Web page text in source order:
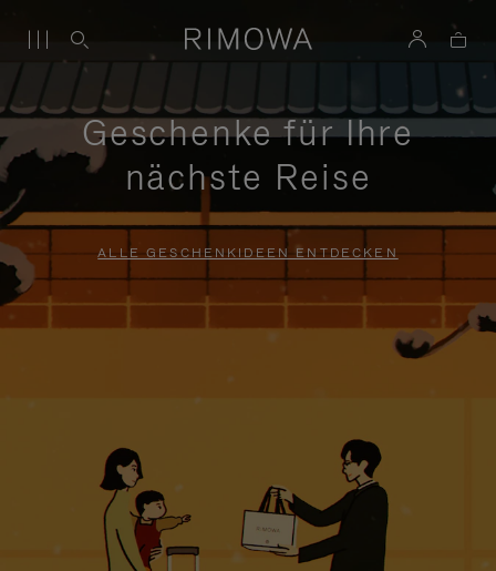
Geschenke für Ihre
nächste Reise
ALLE GESCHENKIDEEN ENTDECKEN